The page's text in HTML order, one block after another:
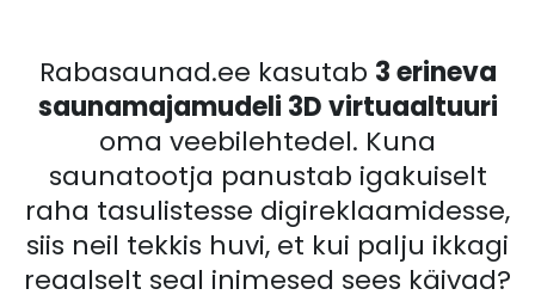
Rabasaunad.ee kasutab 3 erineva
saunamajamudeli 3D virtuaaltuuri
oma veebilehtedel. Kuna
saunatootja panustab igakuiselt
raha tasulistesse digireklaamidesse,
siis neil tekkis huvi, et kui palju ikkagi
reaalselt seal inimesed sees käivad?